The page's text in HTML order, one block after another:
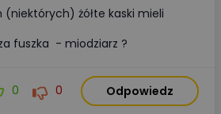
(niektórych) żółte kaski mieli
fuszka - miodziarz ?
0 0 Odpowiedz